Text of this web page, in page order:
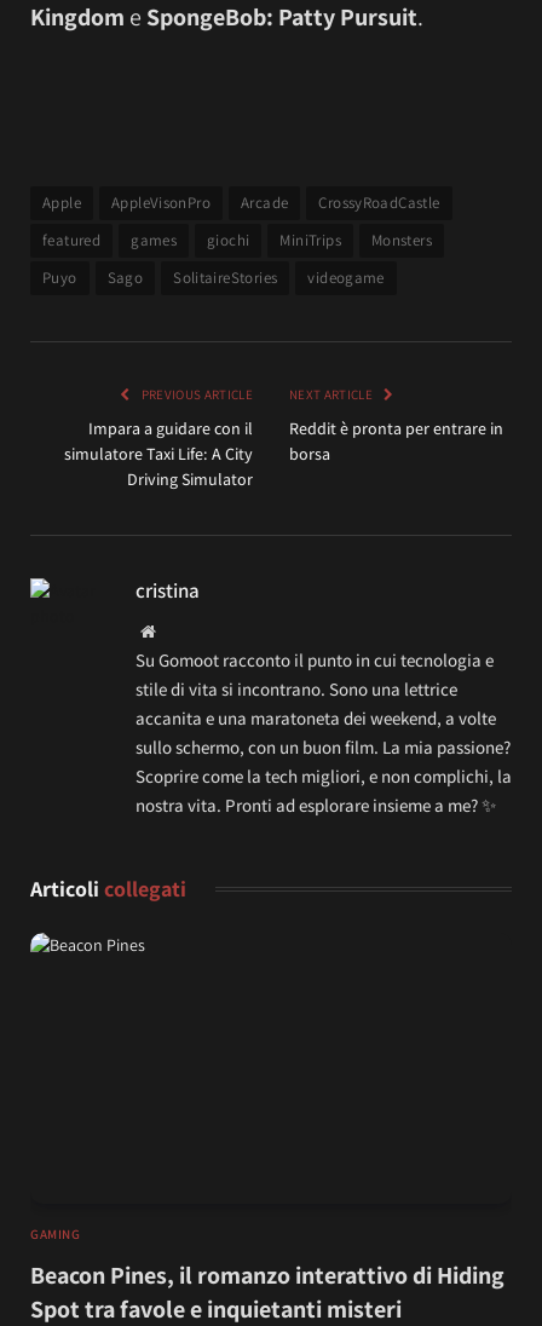
Kingdom e SpongeBob: Patty Pursuit.
Apple AppleVisonPro Arcade
CrossyRoadCastle
featured
games giochi MiniTrips
Monsters
Puyo
Sago SolitaireStories videogame
PREVIOUS ARTICLE
Impara a guidare con il
simulatore Taxi Life: A City
Driving Simulator
NEXT ARTICLE
Reddit è pronta per entrare in
borsa
cristina
Website
Su Gomoot racconto il punto in cui tecnologia e
stile di vita si incontrano. Sono una lettrice
accanita e una maratoneta dei weekend, a volte
sullo schermo, con un buon film. La mia passione?
Scoprire come la tech migliori, e non complichi, la
nostra vita. Pronti ad esplorare insieme a me? ✨
Articoli collegati
GAMING
Beacon Pines, il romanzo interattivo di Hiding
Spot tra favole e inquietanti misteri